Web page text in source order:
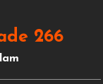
266